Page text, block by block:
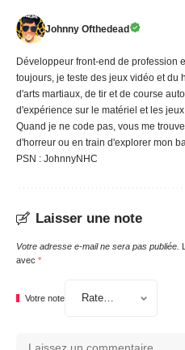
Johnny Ofthedead
Développeur front-end de profession
toujours, je teste des jeux vidéo et du
d'arts martiaux, de tir et de course
d'expérience sur le matériel et les
Quand je ne code pas, vous me
d'horreur ou en train d'explorer mon
PSN : JohnnyNHC
Laisser une note
Votre adresse e-mail ne sera pas publiée.
avec *
Votre note